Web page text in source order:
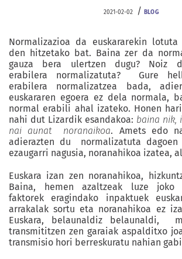
2021-02-02 /BLOG
Normalizazioa da euskararekin lotuta
den hitzetako bat. Baina zer da
gauza bera ulertzen dugu? Noiz
erabilera normalizatuta? Gure
erabilera normalizatzea bada,
euskararen egoera ez dela normala,
normal erabili ahal izateko. Honen
nahi dut Lizardik esandakoa: baina nik,
nai aunat noranaikoa. Amets edo
adierazten du normalizatuta dagoen
ezaugarri nagusia, noranahikoa izatea,
Euskara izan zen noranahikoa,
Baina, hemen azaltzeak luze joko
faktorek eragindako inpaktuek
arrakalak sortu eta noranahikoa ez
Euskara, belaunaldiz belaunaldi,
transmititzen zen garaiak aspalditxo
transmisio hori berreskuratu nahian